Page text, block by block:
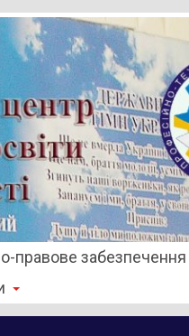
правове забезпечення